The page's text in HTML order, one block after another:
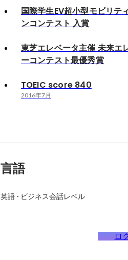
国際学生EV超小型モビリテ
ンコンテスト 入賞
東芝エレベータ主催 未来エ
ーコンテスト最優秀賞
TOEIC score 840
2016年7月
言語
英語- ビジネス会話レベル
ロ